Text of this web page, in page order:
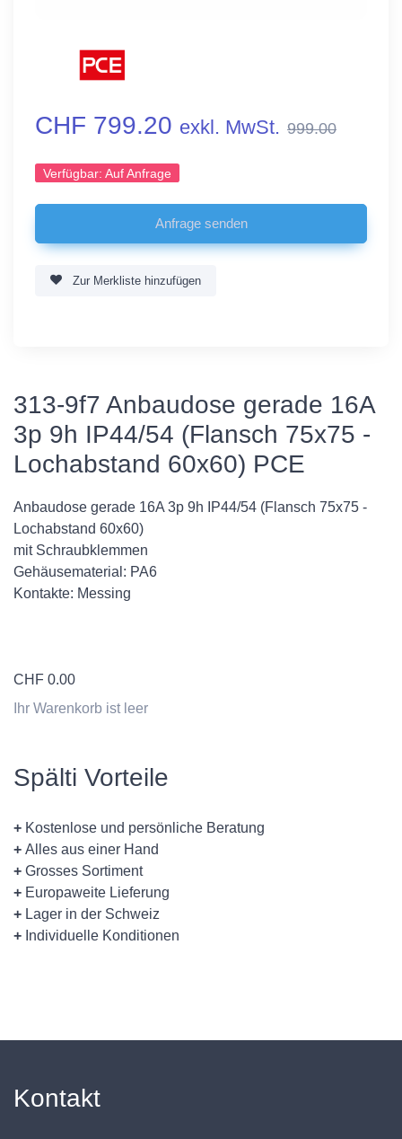
CHF 799.20 exkl. MwSt. 999.00
Verfügbar: Auf Anfrage
Zur Merkliste hinzufügen
313-9f7 Anbaudose gerade 16A
3p 9h IP44/54 (Flansch 75x75 -
Lochabstand 60x60) PCE
Anbaudose gerade 16A 3p 9h IP44/54 (Flansch 75x75 -
Lochabstand 60x60)
mit Schraubklemmen
Gehäusematerial: PA6
Kontakte: Messing
CHF 0.00
Ihr Warenkorb ist leer
Spälti Vorteile
+ Kostenlose und persönliche Beratung
+ Alles aus einer Hand
+ Grosses Sortiment
+ Europaweite Lieferung
+ Lager in der Schweiz
+ Individuelle Konditionen
Kontakt